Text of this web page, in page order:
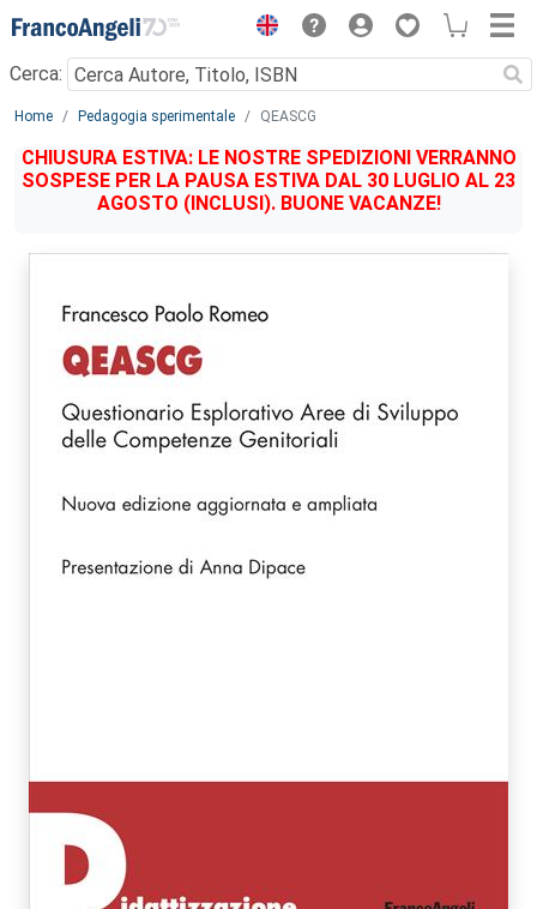
Menu
Cerca:
Main content
Home Pedagogia sperimentale QEASCG
CHIUSURA ESTIVA: LE NOSTRE SPEDIZIONI VERRANNO
SOSPESE PER LA PAUSA ESTIVA DAL 30 LUGLIO AL 23
AGOSTO (INCLUSI). BUONE VACANZE!